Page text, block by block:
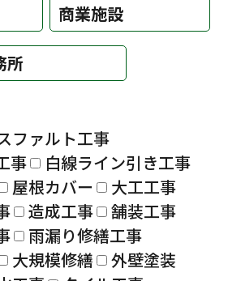
商業施設
所
ファルト工事
事
白線ライン引き工事
屋根カバー
大工工事
造成工事
舗装工事
雨漏り修繕工事
大規模修繕
外壁塗装